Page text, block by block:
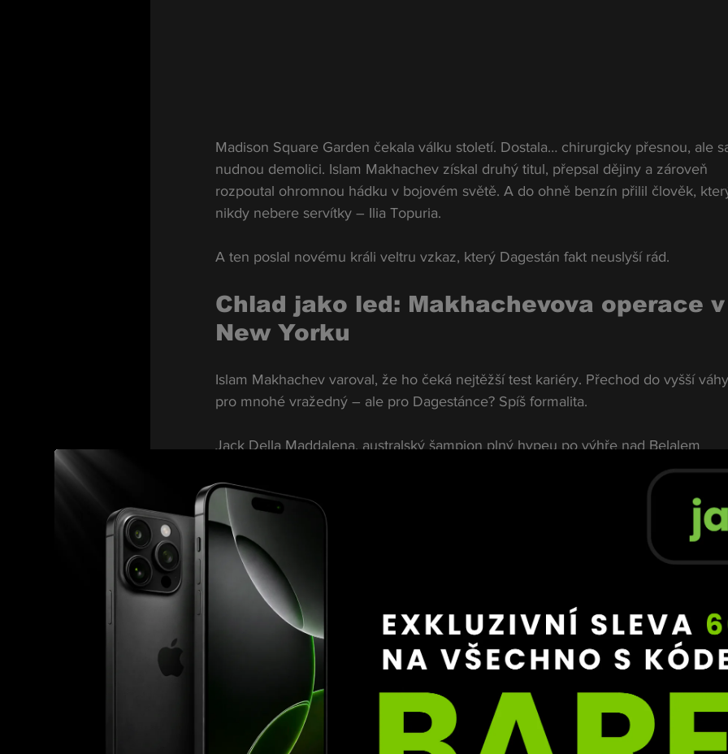
Madison Square Garden čekala válku století. Dostala… chirurgicky přesnou, ale
nudnou demolici. Islam Makhachev získal druhý titul, přepsal dějiny a zároveň
rozpoutal ohromnou hádku v bojovém světě. A do ohně benzín přilil člověk,
nikdy nebere servítky – Ilia Topuria.
A ten poslal novému králi veltru vzkaz, který Dagestán fakt neuslyší rád.
Chlad jako led: Makhachevova operace
New Yorku
Islam Makhachev varoval, že ho čeká nejtěžší test kariéry. Přechod do vyšší
pro mnohé vražedný – ale pro Dagestánce? Spíš formalita.
Jack Della Maddalena, australský šampion plný hypeu po výhře nad Belalem
Muhammadem, měl být ideální zkouškou. Lidé v hale věřili, že přijde přestřelka.
Expertům se třásly ruce očekáváním.
Realita?
Makhachev si Maddalenu skládal na zem, jako kdyby zkoušel nové techniky na
tréninku. Žádná dramata, žádné přestřelky – jen čistá dominance. Australana
bezmoc a vztek.
Mistrem? Ano. Zábavný? Ani omylem.
Po pěti kolech nebylo co řešit. Makhachev vyhrál všechno, co šlo. V postoji
marný, kopal tvrdě, boxoval slušně. Ale víš, co chybělo?